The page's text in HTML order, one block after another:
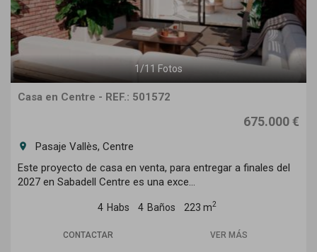
1/11Fotos
Casa en Centre - REF.: 501572
675.000 €
room
Pasaje Vallès, Centre
Este proyecto de casa en venta, para entregar a finales del
2027 en Sabadell Centre es una exce...
4 Habs 4 Baños 223 m2
CONTACTAR VER MÁS